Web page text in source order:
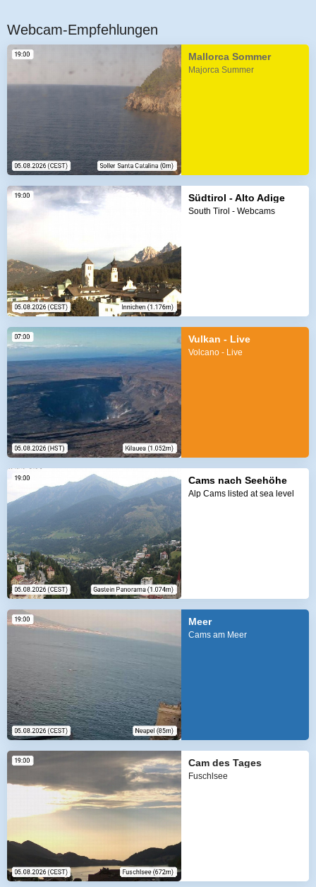
Webcam-Empfehlungen
Mallorca Sommer
Majorca Summer
Südtirol - Alto Adige
South Tirol - Webcams
Vulkan - Live
Volcano - Live
Cams nach Seehöhe
Alp Cams listed at sea level
Meer
Cams am Meer
Cam des Tages
Fuschlsee